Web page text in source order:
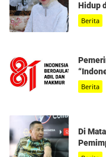
Hidup
Berita
Berita
Di